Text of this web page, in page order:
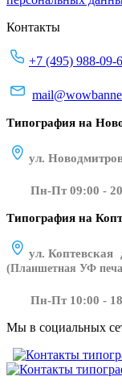
Контакты
+7 (495) 988-09-
Типография на
ул.
Пн-Пт 09:00 -
Типография на
ул. Коптевская
(Планшетная УФ
Пн-Пт 10:00 -
Мы в социальных